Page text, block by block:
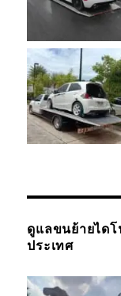
ดูแลขนย้ายได
ประเทศ